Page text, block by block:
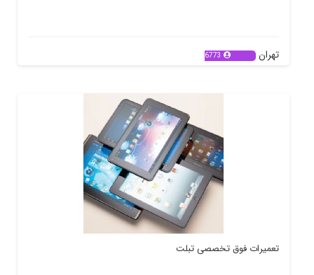
تهران 6773
تعمیرات فوق تخصصی تبلت